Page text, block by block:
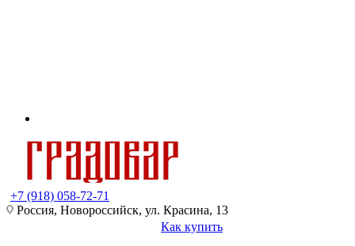
+7 (918) 058-72-71
Россия, Новороссийск, ул. Красина, 13
Как купить